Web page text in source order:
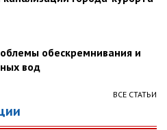
обескремнивания и
вод
ВСЕ СТАТЬИ